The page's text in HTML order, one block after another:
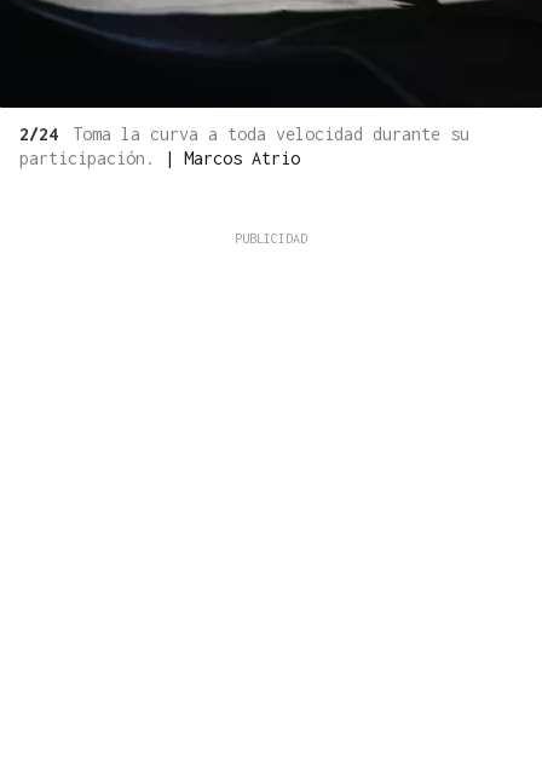
2/24
Toma la curva a toda velocidad durante su
participación.
| Marcos Atrio